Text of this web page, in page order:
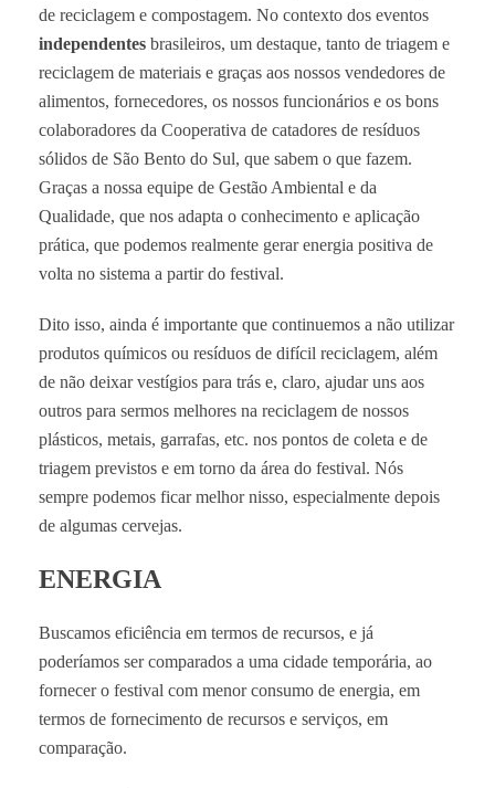
de reciclagem e compostagem. No contexto dos eventos
independentes brasileiros, um destaque, tanto de triagem e
reciclagem de materiais e graças aos nossos vendedores de
alimentos, fornecedores, os nossos funcionários e os bons
colaboradores da Cooperativa de catadores de resíduos
sólidos de São Bento do Sul, que sabem o que fazem.
Graças a nossa equipe de Gestão Ambiental e da
Qualidade, que nos adapta o conhecimento e aplicação
prática, que podemos realmente gerar energia positiva de
volta no sistema a partir do festival.
Dito isso, ainda é importante que continuemos a não utilizar
produtos químicos ou resíduos de difícil reciclagem, além
de não deixar vestígios para trás e, claro, ajudar uns aos
outros para sermos melhores na reciclagem de nossos
plásticos, metais, garrafas, etc. nos pontos de coleta e de
triagem previstos e em torno da área do festival. Nós
sempre podemos ficar melhor nisso, especialmente depois
de algumas cervejas.
ENERGIA
Buscamos eficiência em termos de recursos, e já
poderíamos ser comparados a uma cidade temporária, ao
fornecer o festival com menor consumo de energia, em
termos de fornecimento de recursos e serviços, em
comparação.